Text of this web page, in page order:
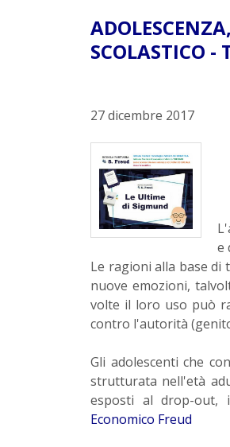
SCOLASTICO -
27 dicembre 2017
e
Le ragioni alla base di
nuove emozioni,
volte il loro uso può
contro l'autorità
Gli adolescenti che
strutturata nell'età
esposti al drop-out,
Economico Freud